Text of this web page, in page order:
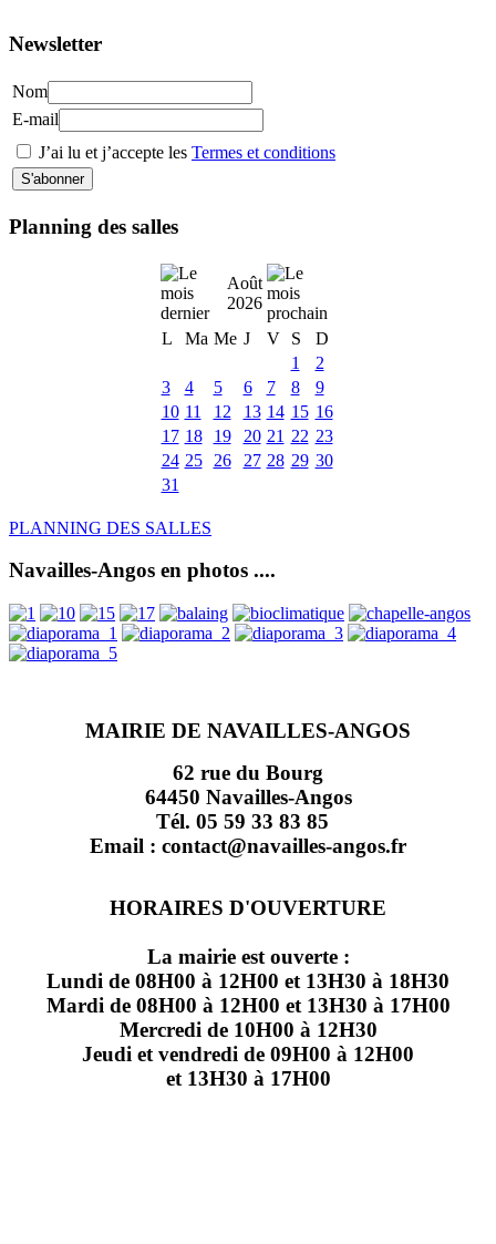
Newsletter
Nom
E-mail
J’ai lu et j’accepte les Termes et conditions
Planning des salles
Août
2026
L
Ma Me J V S
D
1
2
3
4 5 6 7 8
9
10 11 12 13 14 15 16
17 18 19 20 21 22 23
24 25 26 27 28 29 30
31
PLANNING DES SALLES
Navailles-Angos en photos ....
MAIRIE DE NAVAILLES-ANGOS
62 rue du Bourg
64450 Navailles-Angos
Tél. 05 59 33 83 85
Email : contact@navailles-angos.fr
HORAIRES D'OUVERTURE
La mairie est ouverte :
Lundi de 08H00 à 12H00 et 13H30 à 18H30
Mardi de 08H00 à 12H00 et 13H30 à 17H00
Mercredi de 10H00 à 12H30
Jeudi et vendredi de 09H00 à 12H00
et 13H30 à 17H00